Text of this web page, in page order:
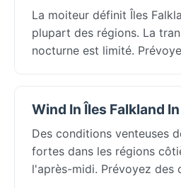
La moiteur définit Îles
plupart des régions. La
nocturne est limité.
Wind In Îles Falkland
Des conditions venteuses
fortes dans les régions
l'après-midi. Prévoyez des